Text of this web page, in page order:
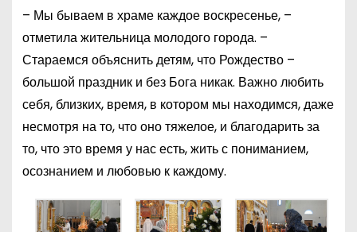
– Мы бываем в храме каждое воскресенье, –
отметила жительница молодого города. –
Стараемся объяснить детям, что Рождество –
большой праздник и без Бога никак. Важно любить
себя, близких, время, в котором мы находимся, даже
несмотря на то, что оно тяжелое, и благодарить за
то, что это время у нас есть, жить с пониманием,
осознанием и любовью к каждому.